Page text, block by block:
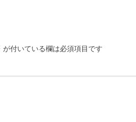
が付いている欄は必須項目です